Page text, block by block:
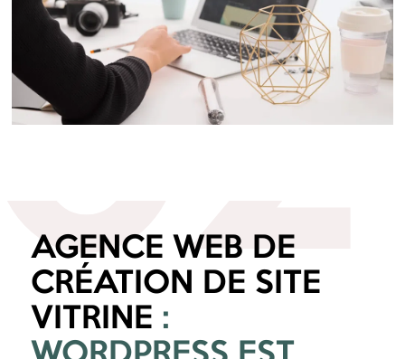
AGENCE WEB DE
CRÉATION DE SITE
VITRINE :